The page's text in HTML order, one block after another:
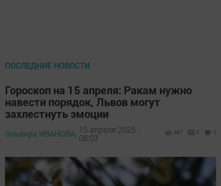
ПОСЛЕДНИЕ НОВОСТИ
Гороскоп на 15 апреля: Ракам нужно
навести порядок, Львов могут
захлестнуть эмоции
Эльвира ИВАНОВА, 15 апреля 2025 -
08:03
387 0 0